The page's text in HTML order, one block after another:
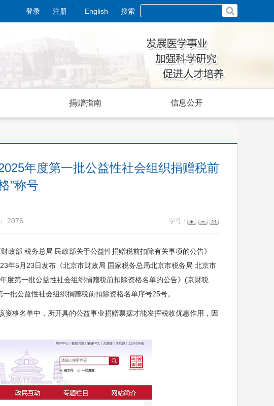
登录 注册 English 搜索
捐赠指南 信息公开
年度第一批公益性社会组织捐赠税前
”称号
2076 字号：
部 税务总局 民政部关于公益性捐赠税前扣除有关事项的公告》
年5月23日发布《北京市财政局 国家税务总局北京市税务局 北京市
度第一批公益性社会组织捐赠税前扣除资格名单的公告》(京财税
批公益性社会组织捐赠税前扣除资格名单序号25号。
格名单中，所开具的公益事业捐赠票据才能发挥税收优惠作用，因